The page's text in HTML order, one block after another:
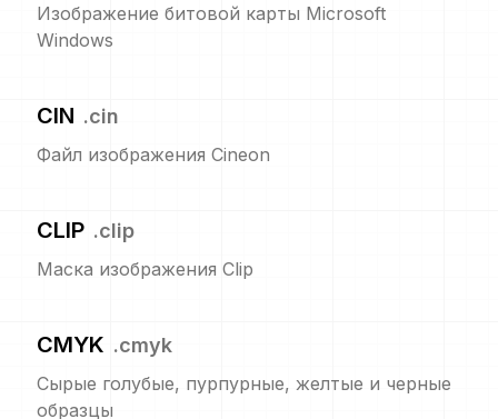
Изображение битовой карты Microsoft
Windows
CIN .cin
Файл изображения Cineon
CLIP .clip
Маска изображения Clip
CMYK .cmyk
Сырые голубые, пурпурные, желтые и черные
образцы